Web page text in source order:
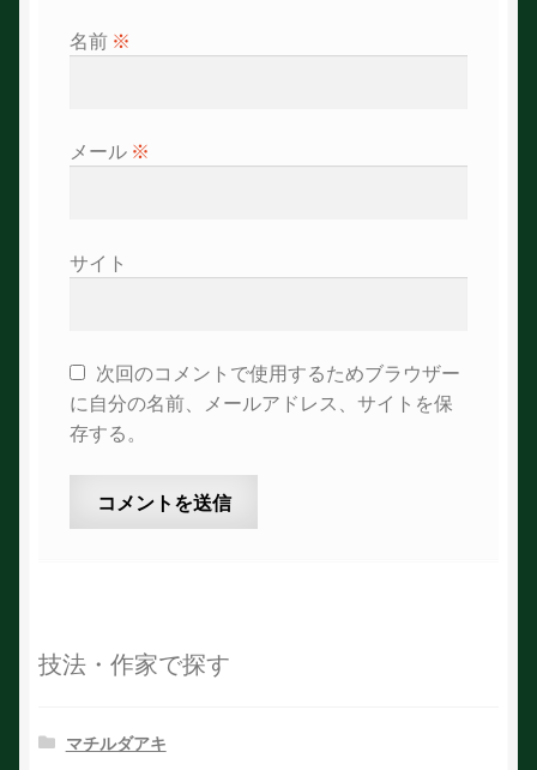
名前 ※
メール ※
サイト
次回のコメントで使用するためブラウザー
に自分の名前、メールアドレス、サイトを保
存する。
技法・作家で探す
マチルダアキ